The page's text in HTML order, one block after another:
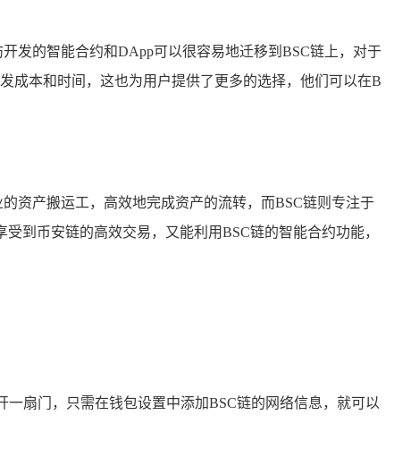
发的智能合约和DApp可以很容易地迁移到BSC链上，对于
成本和时间，这也为用户提供了更多的选择，他们可以在B
资产搬运工，高效地完成资产的流转，而BSC链则专注于
到币安链的高效交易，又能利用BSC链的智能合约功能，
扇门，只需在钱包设置中添加BSC链的网络信息，就可以